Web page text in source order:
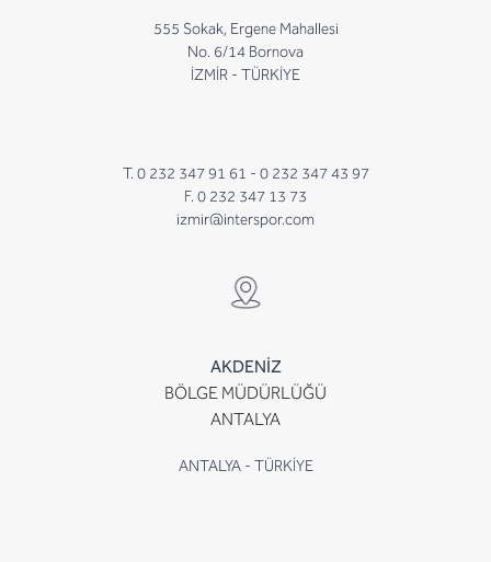
555 Sokak, Ergene Mahallesi
No. 6/14 Bornova
İZMİR - TÜRKİYE
T. 0 232 347 91 61 - 0 232 347 43 97
F. 0 232 347 13 73
izmir@interspor.com
AKDENİZ
BÖLGE MÜDÜRLÜĞÜ
ANTALYA
ANTALYA - TÜRKİYE